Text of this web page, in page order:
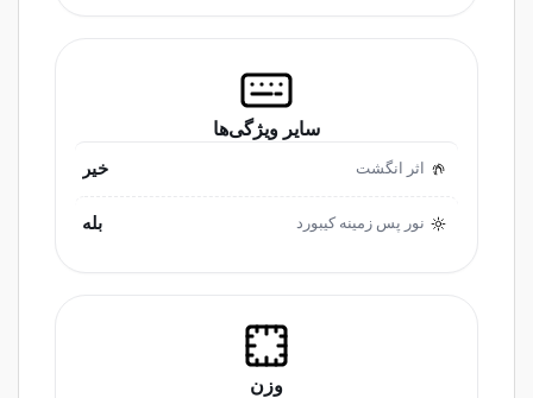
سایر ویژگی‌ها
اثر انگشت خیر
نور پس زمینه کیبورد بله
وزن